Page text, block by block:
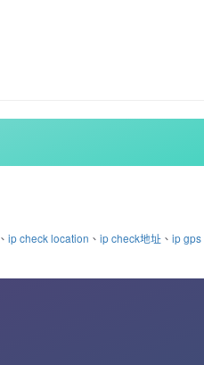
、ip check location 、ip check地址 、ip gps